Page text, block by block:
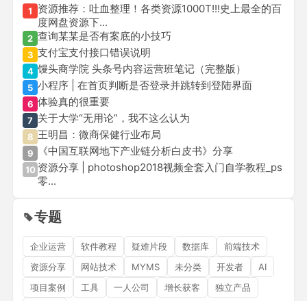
1
资源推荐：吐血整理！各类资源1000T!!!史上最全的百
度网盘资源下...
2 查询某某是否有案底的小技巧
3 支付宝支付接口错误说明
4 馒头商学院 头条号内容运营班笔记（完整版）
5 小程序 | 在首页判断是否登录并跳转到登陆界面
6 体验真的很重要
7 关于大学“无用论”，我不这么认为
8 王明昌：微商保健行业布局
9 《中国互联网地下产业链分析白皮书》分享
10 资源分享 | photoshop2018视频全套入门自学教程_ps
零...
专题
企业运营 软件教程 疑难片段 数据库
前端技术
资源分享
网站技术 MYMS 未分类 开发者
AI
项目案例
工具 一人公司 增长获客
独立产品